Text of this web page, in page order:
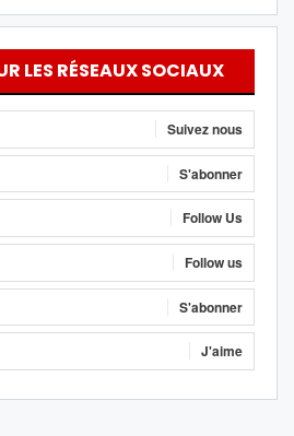
LES RÉSEAUX SOCIAUX
Suivez nous
S'abonner
Follow Us
Follow us
S'abonner
J'aime